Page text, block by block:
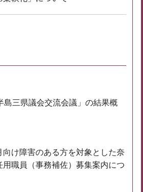
島三県議会交流会議」の結果概
向け障害のある方を対象とした奈
用職員（事務補佐）募集案内につ